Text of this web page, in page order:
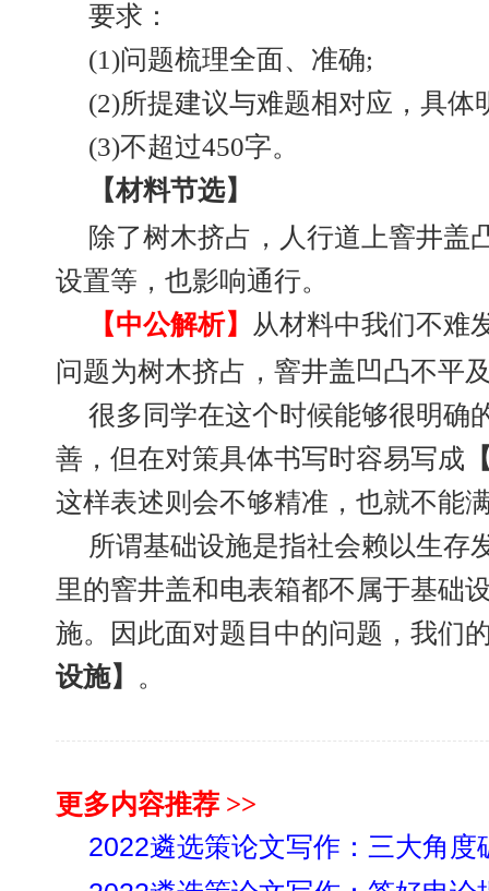
要求：
(1)问题梳理全面、准确;
(2)所提建议与难题相对应，具体
(3)不超过450字。
【材料节选】
除了树木挤占，人行道上窨井盖
设置等，也影响通行。
【中公解析】
从材料中我们不难
问题为树木挤占，窨井盖凹凸不平
很多同学在这个时候能够很明确
善，但在对策具体书写时容易写成
这样表述则会不够精准，也就不能
所谓基础设施是指社会赖以生存
里的窨井盖和电表箱都不属于基础
施。因此面对题目中的问题，我们
设施】 。
更多内容推荐 >>
2022遴选策论文写作：三大角度